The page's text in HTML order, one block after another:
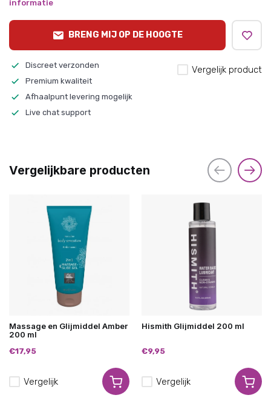
informatie
BRENG MIJ OP DE HOOGTE
Discreet verzonden
Premium kwaliteit
Afhaalpunt levering mogelijk
Live chat support
Vergelijk product
Vergelijkbare producten
Massage en Glijmiddel Amber
200 ml
€17,95
Vergelijk
Hismith Glijmiddel 200 ml
€9,95
Vergelijk